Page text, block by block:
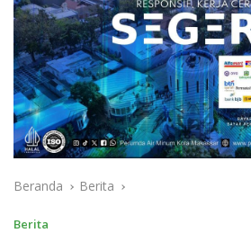
Beranda Berita
Berita